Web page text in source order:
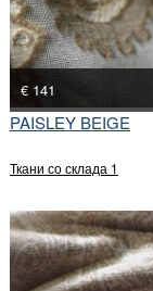
€ 141
PAISLEY BEIGE
Ткани со склада 1